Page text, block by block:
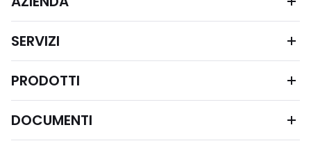
SERVIZI
PRODOTTI
DOCUMENTI